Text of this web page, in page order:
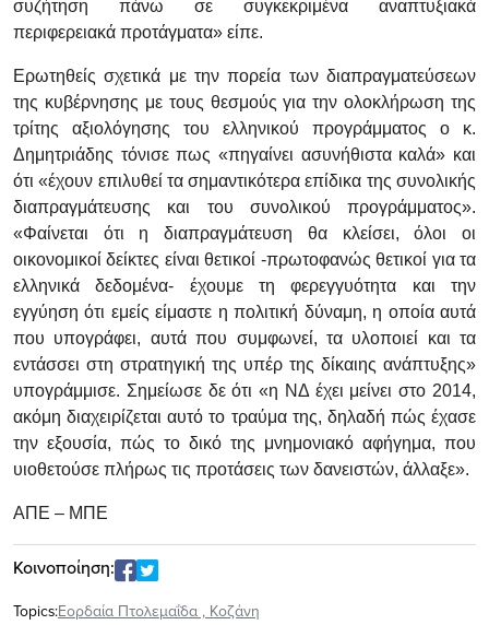
συζήτηση πάνω σε συγκεκριμένα αναπτυξιακά
περιφερειακά προτάγματα» είπε.
Ερωτηθείς σχετικά με την πορεία των διαπραγματεύσεων
της κυβέρνησης με τους θεσμούς για την ολοκλήρωση της
τρίτης αξιολόγησης του ελληνικού προγράμματος ο κ.
Δημητριάδης τόνισε πως «πηγαίνει ασυνήθιστα καλά» και
ότι «έχουν επιλυθεί τα σημαντικότερα επίδικα της συνολικής
διαπραγμάτευσης και του συνολικού προγράμματος».
«Φαίνεται ότι η διαπραγμάτευση θα κλείσει, όλοι οι
οικονομικοί δείκτες είναι θετικοί -πρωτοφανώς θετικοί για τα
ελληνικά δεδομένα- έχουμε τη φερεγγυότητα και την
εγγύηση ότι εμείς είμαστε η πολιτική δύναμη, η οποία αυτά
που υπογράφει, αυτά που συμφωνεί, τα υλοποιεί και τα
εντάσσει στη στρατηγική της υπέρ της δίκαιης ανάπτυξης»
υπογράμμισε. Σημείωσε δε ότι «η ΝΔ έχει μείνει στο 2014,
ακόμη διαχειρίζεται αυτό το τραύμα της, δηλαδή πώς έχασε
την εξουσία, πώς το δικό της μνημονιακό αφήγημα, που
υιοθετούσε πλήρως τις προτάσεις των δανειστών, άλλαξε».
ΑΠΕ – ΜΠΕ
Κοινοποίηση:
Topics:Εορδαία Πτολεμαΐδα , Κοζάνη